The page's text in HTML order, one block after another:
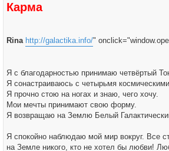
Карма
Rina http://galactika.info/"
Я с благодарностью принимаю четвёртый
Я сонастраиваюсь с четырьмя
Я прочно стою на ногах и знаю, чего хочу.
Мои мечты принимают свою форму.
Я возвращаю на Землю Белый
Я спокойно наблюдаю мой мир вокруг. Все
на Земле никого, кто не хотел бы любви!